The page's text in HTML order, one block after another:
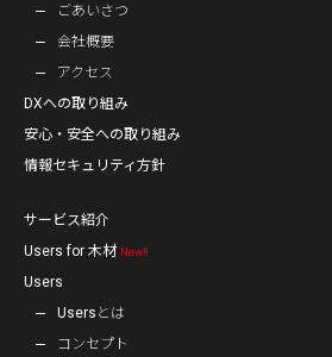
ごあいさつ
会社概要
アクセス
DXへの取り組み
安心・安全への取り組み
情報セキュリティ方針
サービス紹介
Users for 木材 New‼
Users
Usersとは
コンセプト